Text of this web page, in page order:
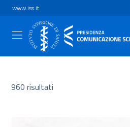
www.iss.it
960 risultati